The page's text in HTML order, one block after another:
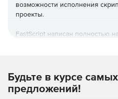
возможности исполнения
проекты.
FastScript написан полностью
Уникальные возможности
Будьте в курсе
предложений!